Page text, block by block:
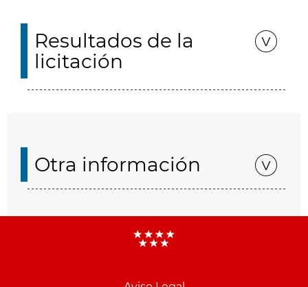
Resultados de la
licitación
Otra información